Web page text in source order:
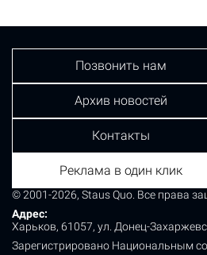
© 2001-2026, Staus Quo. Все права
Адрес:
Харьков, 61057, ул. Донец-
Зарегистрировано Национальным
Позвонить нам
Архив новостей
Контакты
Реклама в один клик